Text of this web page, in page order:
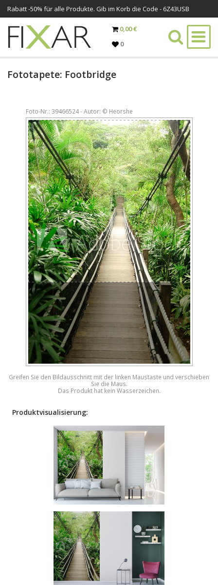
Rabatt -50% für alle Produkte. Gib im Korb die Code - 6Z43USB
0,00 €
0
Fototapete: Footbridge
Foto-Nr.: 39466524 - Autor: © Heorshe
Greifen Sie den Bildausschnitt mit der linken Maustaste und verschieben
Sie die Maus.
Das Produkt hat kein Wasserzeichen.
Produktvisualisierung: